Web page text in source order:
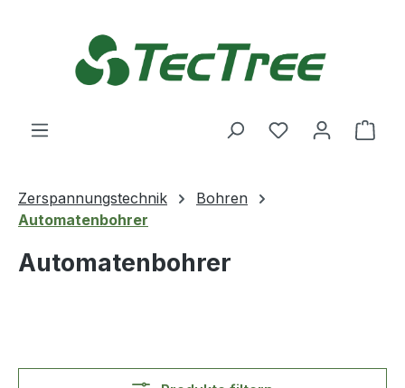
Du hast 0
Zerspannungstechnik
Bohren
Automatenbohrer
Automatenbohrer